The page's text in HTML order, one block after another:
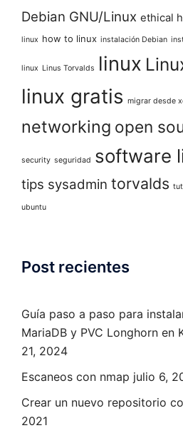
Debian GNU/Linux ethical
linux how to linux instalación Debian
linux Linus Torvalds linux
linux gratis migrar desde
networking open
security seguridad software
tips sysadmin torvalds
ubuntu
Post recientes
Guía paso a paso para
MariaDB y PVC Longhorn en
21, 2024
Escaneos con nmap julio 6,
Crear un nuevo repositorio
2021